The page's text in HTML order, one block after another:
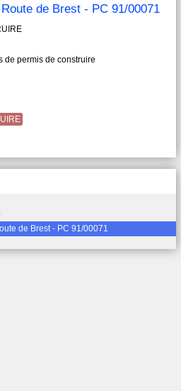
de Brest - PC 91/00071
de Brest - PC 91/00071
de permis de construire